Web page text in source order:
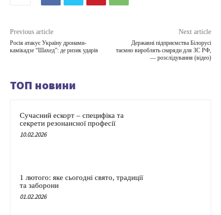
Previous article
Росія атакує Україну дронами-
камікадзе “Шахед”: де ризик ударів
Next article
Державні підприємства Білорусі
таємно вироблять снаряди для ЗС РФ,
— розслідування (відео)
ТОП новини
Сучасний ескорт – специфіка та
секрети резонансної професії
10.02.2026
1 лютого: яке сьогодні свято, традиції
та заборони
01.02.2026